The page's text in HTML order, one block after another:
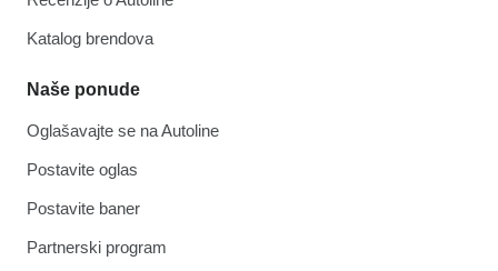
Katalog brendova
Naše ponude
Oglašavajte se na Autoline
Postavite oglas
Postavite baner
Partnerski program